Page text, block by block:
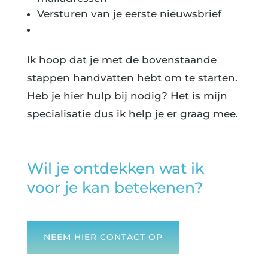
Versturen van je eerste nieuwsbrief
Ik hoop dat je met de bovenstaande
stappen handvatten hebt om te starten.
Heb je hier hulp bij nodig? Het is mijn
specialisatie dus ik help je er graag mee.
Wil je ontdekken wat ik
voor je kan betekenen?
NEEM HIER CONTACT OP